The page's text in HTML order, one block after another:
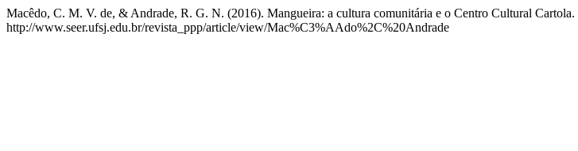
Macêdo, C. M. V. de, & Andrade, R. G. N. (2016). Mangueira: a cultura comunitária e o Centro Cultural Cartola.
http://www.seer.ufsj.edu.br/revista_ppp/article/view/Mac%C3%AAdo%2C%20Andrade